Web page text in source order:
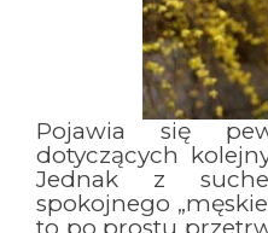
Pojawia się
dotyczących
Jednak z
spokojnego